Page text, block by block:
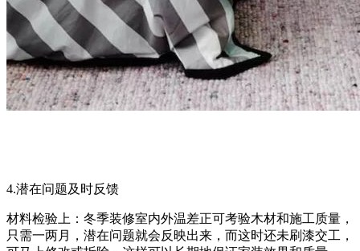
4.潜在问题及时反馈
材料检验上：冬季装修室内外温差正可考验木材和施工质量，
只需一两月，潜在问题就会反映出来，而这时还未刷漆交工，